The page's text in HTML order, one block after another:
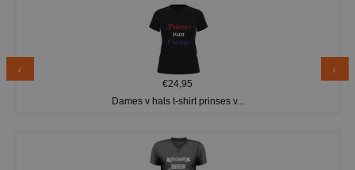
€24,95
Dames v hals t-shirt prinses v...